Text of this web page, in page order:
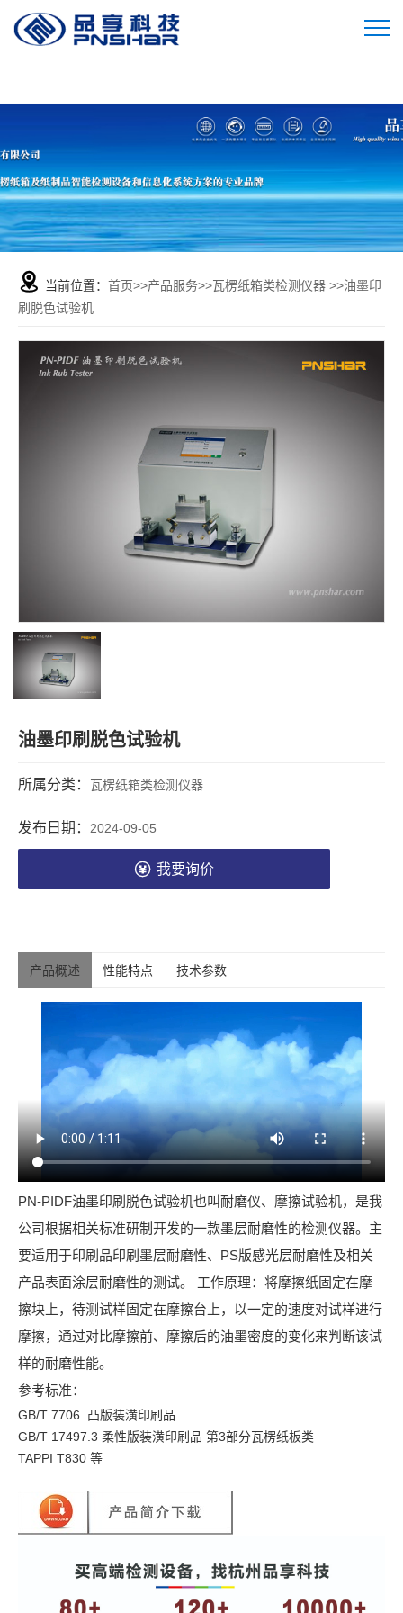
当前位置： 首页>>产品服务>>瓦楞纸箱类检测仪器 >>油墨印
刷脱色试验机
油墨印刷脱色试验机
所属分类： 瓦楞纸箱类检测仪器
发布日期： 2024-09-05
我要询价
产品概述 性能特点 技术参数
PN-PIDF油墨印刷脱色试验机也叫耐磨仪、摩擦试验机，是我
公司根据相关标准研制开发的一款墨层耐磨性的检测仪器。主
要适用于印刷品印刷墨层耐磨性、PS版感光层耐磨性及相关
产品表面涂层耐磨性的测试。 工作原理：将摩擦纸固定在摩
擦块上，待测试样固定在摩擦台上，以一定的速度对试样进行
摩擦，通过对比摩擦前、摩擦后的油墨密度的变化来判断该试
样的耐磨性能。
参考标准：
GB/T 7706 凸版装潢印刷品
GB/T 17497.3 柔性版装潢印刷品 第3部分瓦楞纸板类
TAPPI T830 等